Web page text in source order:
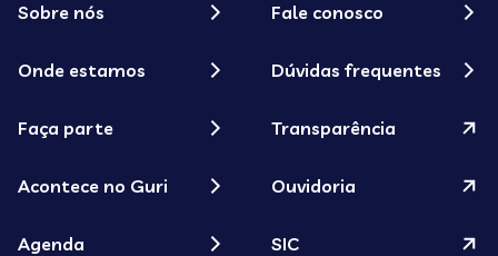
Sobre nós
Onde estamos
Faça parte
Acontece no Guri
Agenda
Fale conosco
Dúvidas frequentes
Transparência
Ouvidoria
SIC